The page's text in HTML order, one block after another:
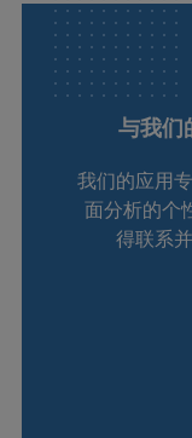
与我们
我们的应用
面分析的个
得联系